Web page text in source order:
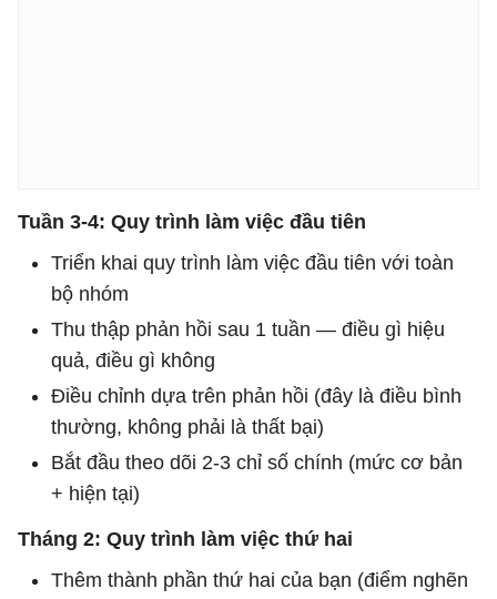
Tuần 3-4: Quy trình làm việc đầu tiên
Triển khai quy trình làm việc đầu tiên với toàn
bộ nhóm
Thu thập phản hồi sau 1 tuần — điều gì hiệu
quả, điều gì không
Điều chỉnh dựa trên phản hồi (đây là điều bình
thường, không phải là thất bại)
Bắt đầu theo dõi 2-3 chỉ số chính (mức cơ bản
+ hiện tại)
Tháng 2: Quy trình làm việc thứ hai
Thêm thành phần thứ hai của bạn (điểm nghẽn